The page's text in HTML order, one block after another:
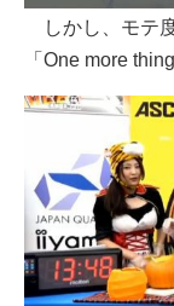
しかし、モテ
「One more